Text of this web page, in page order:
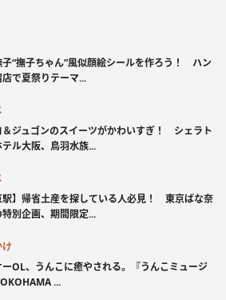
子“撫子ちゃん”風似顔絵シールを作ろう！ ハン
店で夏祭りテーマ...
＆ジュゴンのスイーツがかわいすぎ！ シェラト
テル大阪、鳥羽水族...
駅】帰省土産を探している人必見！ 東京ばな奈
別企画、期間限定...
ーOL、うんこに癒やされる。『うんこミュージ
...